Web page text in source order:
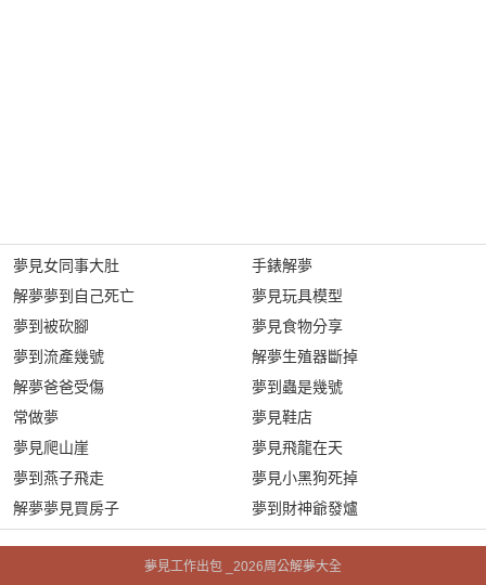
夢見女同事大肚
解夢夢到自己死亡
夢到被砍腳
夢到流產幾號
解夢爸爸受傷
常做夢
夢見爬山崖
夢到燕子飛走
解夢夢見買房子
手錶解夢
夢見玩具模型
夢見食物分享
解夢生殖器斷掉
夢到蟲是幾號
夢見鞋店
夢見飛龍在天
夢見小黑狗死掉
夢到財神爺發爐
夢見工作出包 _2026周公解夢大全